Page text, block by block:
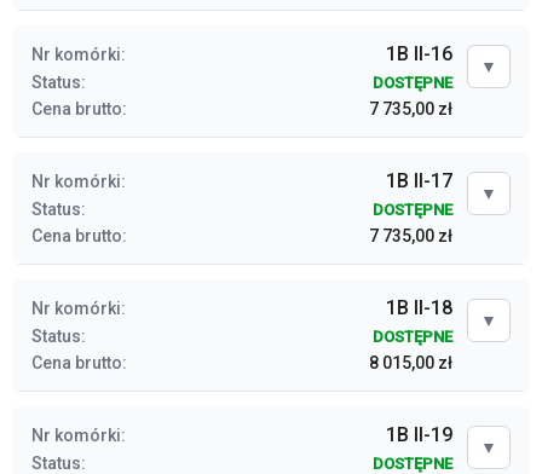
Nr komórki: 1B II-16
Status: DOSTĘPNE
Cena brutto: 7 735,00 zł
▼
Nr komórki: 1B II-17
Status: DOSTĘPNE
Cena brutto: 7 735,00 zł
▼
Nr komórki: 1B II-18
Status: DOSTĘPNE
Cena brutto: 8 015,00 zł
▼
Nr komórki: 1B II-19
Status: DOSTĘPNE
▼